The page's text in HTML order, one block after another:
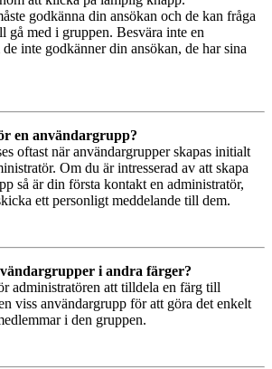
godkänna din ansökan och de kan fråga
gå med i gruppen. Besvära inte en
inte godkänner din ansökan, de har sina
en användargrupp?
oftast när användargrupper skapas initialt
Om du är intresserad av att skapa
så är din första kontakt en administratör,
ett personligt meddelande till dem.
i andra färger?
administratören att tilldela en färg till
viss användargrupp för att göra det enkelt
i den gruppen.